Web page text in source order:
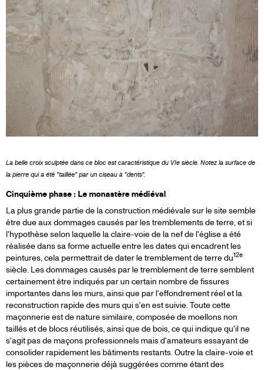
La belle croix sculptée dans ce bloc est caractéristique du VIe siècle. Notez la surface de
la pierre qui a été "taillée" par un ciseau à "dents".
Cinquième phase : Le monastère médiéval
La plus grande partie de la construction médiévale sur le site semble
être due aux dommages causés par les tremblements de terre, et si
l'hypothèse selon laquelle la claire-voie de la nef de l'église a été
réalisée dans sa forme actuelle entre les dates qui encadrent les
peintures, cela permettrait de dater le tremblement de terre du12e
siècle. Les dommages causés par le tremblement de terre semblent
certainement être indiqués par un certain nombre de fissures
importantes dans les murs, ainsi que par l'effondrement réel et la
reconstruction rapide des murs qui s'en est suivie. Toute cette
maçonnerie est de nature similaire, composée de moellons non
taillés et de blocs réutilisés, ainsi que de bois, ce qui indique qu'il ne
s'agit pas de maçons professionnels mais d'amateurs essayant de
consolider rapidement les bâtiments restants. Outre la claire-voie et
les pièces de maçonnerie déjà suggérées comme étant des